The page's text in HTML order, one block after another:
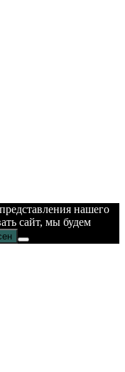
нашего
сайт, мы будем